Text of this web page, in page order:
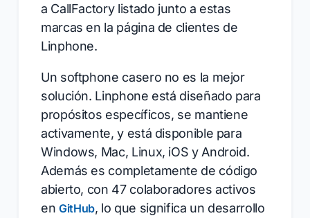
a CallFactory listado junto a estas
marcas en la página de clientes de
Linphone.
Un softphone casero no es la mejor
solución. Linphone está diseñado para
propósitos específicos, se mantiene
activamente, y está disponible para
Windows, Mac, Linux, iOS y Android.
Además es completamente de código
abierto, con 47 colaboradores activos
en GitHub, lo que significa un desarrollo